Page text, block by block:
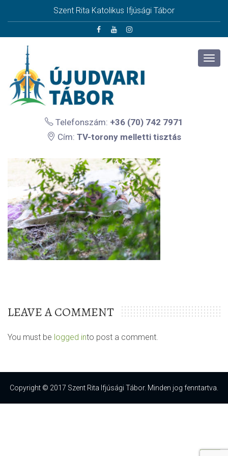
Szent Rita Katolikus Ifjúsági Tábor
Telefonszám: +36 (70) 742 7971
Cím: TV-torony melletti tisztás
LEAVE A COMMENT
You must be logged into post a comment.
Copyright © 2017 Szent Rita Ifjúsági Tábor. Minden jog fenntartva.